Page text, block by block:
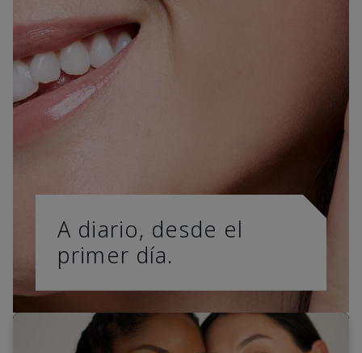
A diario, desde el
primer día.